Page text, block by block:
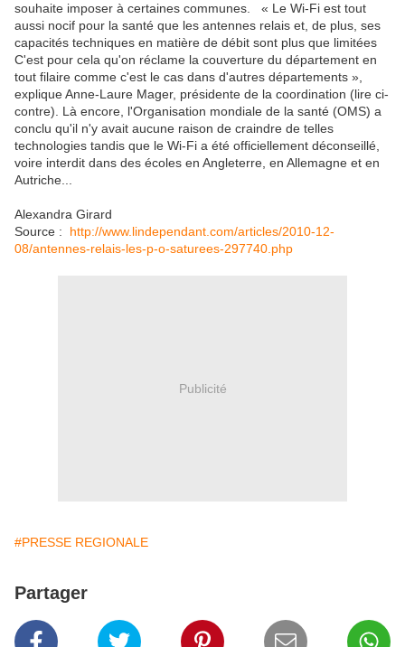
souhaite imposer à certaines communes. « Le Wi-Fi est tout
aussi nocif pour la santé que les antennes relais et, de plus, ses
capacités techniques en matière de débit sont plus que limitées
C'est pour cela qu'on réclame la couverture du département en
tout filaire comme c'est le cas dans d'autres départements »,
explique Anne-Laure Mager, présidente de la coordination (lire ci-
contre). Là encore, l'Organisation mondiale de la santé (OMS) a
conclu qu'il n'y avait aucune raison de craindre de telles
technologies tandis que le Wi-Fi a été officiellement déconseillé,
voire interdit dans des écoles en Angleterre, en Allemagne et en
Autriche...
Alexandra Girard
Source : http://www.lindependant.com/articles/2010-12-
08/antennes-relais-les-p-o-saturees-297740.php
Publicité
#PRESSE REGIONALE
Partager